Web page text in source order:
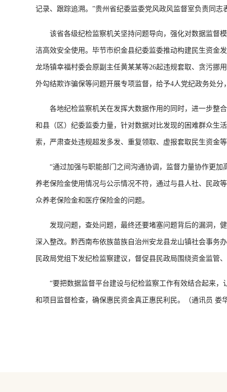
记录、跟踪追溯。”贵州省纪委监委党风政风监督室负责同
该省各级纪检监察机关坚持问题导向，强化对数据监督模
洁高效安全使用。毕节市织金县纪委监委推动构建民生资金
龙场镇幸福村委会原副主任黄某某等26起违规套取、贪污挪
外勾结欺诈骗保等问题开展专项监督，给予4人党纪政务处分
各地纪检监察机关在发挥大数据作用的同时，进一步整合
和县（区）纪委监委力量，针对数据对比发现的困难群众生
索，严肃查处违规超发多发、重复领取、虚报套取民生资金
“通过加强与职能部门之间沟通协调，监督力量协作更加
养老保险金使用情况与公示情况不符，通过与县人社、民政
众养老保险金和医疗保险金的问题。
发现问题，查处问题，最终还要堵塞问题背后的漏洞，健
深入整改。黔西南布依族苗族自治州安龙县龙山镇社会事务
民政局党组下发纪检监察建议，督促县民政局围绕资金监管
“要把数据监督平台建设与纪检监察工作有效结合起来，
和项目监督检查，确保惠民资金真正惠民利民。（通讯员 娄